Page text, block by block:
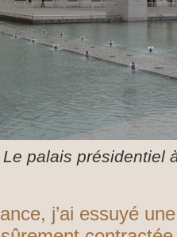
Le palais présidentiel
j’ai essuyé